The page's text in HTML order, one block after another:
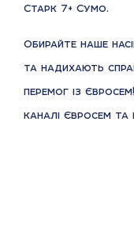
Старк 7+ Сумо.
Обирайте наше
та надихають
перемог із Євросем!
каналі Євросем та